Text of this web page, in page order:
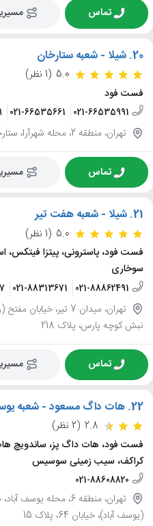
تماس
20. شیلا - شعبه ستارخان
5.0 (1 نظر)
فست فود
021-66535991
021-66535661
تهران، منطقه 2، محله شهرآرا، ستارخان، بعد از خیابان لادن، پلاک 79
تماس
21. شیلا - شعبه هفت تیر
5.0 (1 نظر)
فست فود، پاسترونی، پیتزا فیتکس،
سوخاری
021-88862491
021-88313671
تهران، میدان 7 تیر،
نبش کوچه پارس، پلاک 218
تماس
22. هات داگ مسعود - شعبه
2.8 (2 نظر)
فست فود، هات داگ پز، ساندویچ
کراکف، سیب زمینی سوسیس
021-88608820
تهران، منطقه 6، محله
(یوسف آباد)، خیابان 64، پلاک 15